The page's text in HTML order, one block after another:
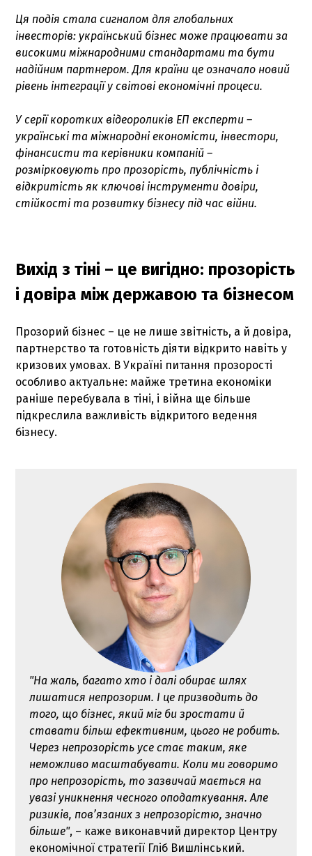
Ця подія стала сигналом для глобальних
інвесторів: український бізнес може працювати за
високими міжнародними стандартами та бути
надійним партнером. Для країни це означало новий
рівень інтеграції у світові економічні процеси.
У серії коротких відеороликів ЕП експерти –
українські та міжнародні економісти, інвестори,
фінансисти та керівники компаній –
розмірковують про прозорість, публічність і
відкритість як ключові інструменти довіри,
стійкості та розвитку бізнесу під час війни.
Вихід з тіні – це вигідно: прозорість
і довіра між державою та бізнесом
Прозорий бізнес – це не лише звітність, а й довіра,
партнерство та готовність діяти відкрито навіть у
кризових умовах. В Україні питання прозорості
особливо актуальне: майже третина економіки
раніше перебувала в тіні, і війна ще більше
підкреслила важливість відкритого ведення
бізнесу.
"На жаль, багато хто і далі обирає шлях
лишатися непрозорим. І це призводить до
того, що бізнес, який міг би зростати й
ставати більш ефективним, цього не робить.
Через непрозорість усе стає таким, яке
неможливо масштабувати. Коли ми говоримо
про непрозорість, то зазвичай мається на
увазі уникнення чесного оподаткування. Але
ризиків, пов’язаних з непрозорістю, значно
більше", – каже виконавчий директор Центру
економічної стратегії Гліб Вишлінський.